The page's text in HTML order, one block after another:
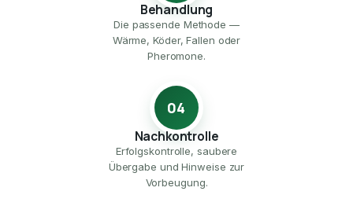
Behandlung
Die passende Methode —
Wärme, Köder, Fallen oder
Pheromone.
04
Nachkontrolle
Erfolgskontrolle, saubere
Übergabe und Hinweise zur
Vorbeugung.